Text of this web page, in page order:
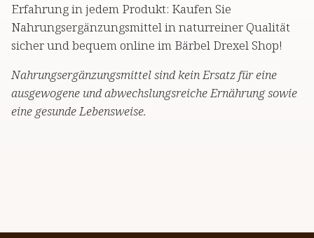
Erfahrung in jedem Produkt: Kaufen Sie
Nahrungsergänzungsmittel in naturreiner Qualität
sicher und bequem online im Bärbel Drexel Shop!
Nahrungsergänzungsmittel sind kein Ersatz für eine
ausgewogene und abwechslungsreiche Ernährung sowie
eine gesunde Lebensweise.